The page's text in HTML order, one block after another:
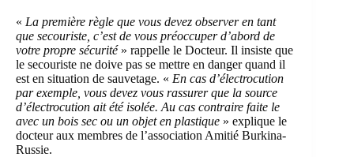
« La première règle que vous devez observer en tant
que secouriste, c’est de vous préoccuper d’abord de
votre propre sécurité » rappelle le Docteur. Il insiste que
le secouriste ne doive pas se mettre en danger quand il
est en situation de sauvetage. « En cas d’électrocution
par exemple, vous devez vous rassurer que la source
d’électrocution ait été isolée. Au cas contraire faite le
avec un bois sec ou un objet en plastique » explique le
docteur aux membres de l’association Amitié Burkina-
Russie.